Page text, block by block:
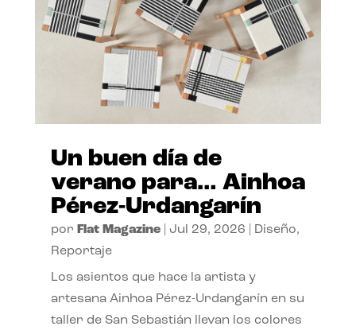
Un buen día de
verano para… Ainhoa
Pérez-Urdangarín
por Flat Magazine| Jul 29, 2026 Diseño,
Reportaje
Los asientos que hace la artista y
artesana Ainhoa Pérez-Urdangarín en su
taller de San Sebastián llevan los colores